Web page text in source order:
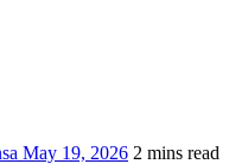
May 19, 2026 2 mins read